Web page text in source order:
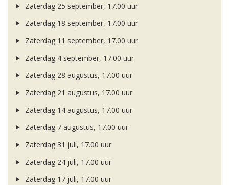
Zaterdag 25 september, 17.00 uur
Zaterdag 18 september, 17.00 uur
Zaterdag 11 september, 17.00 uur
Zaterdag 4 september, 17.00 uur
Zaterdag 28 augustus, 17.00 uur
Zaterdag 21 augustus, 17.00 uur
Zaterdag 14 augustus, 17.00 uur
Zaterdag 7 augustus, 17.00 uur
Zaterdag 31 juli, 17.00 uur
Zaterdag 24 juli, 17.00 uur
Zaterdag 17 juli, 17.00 uur